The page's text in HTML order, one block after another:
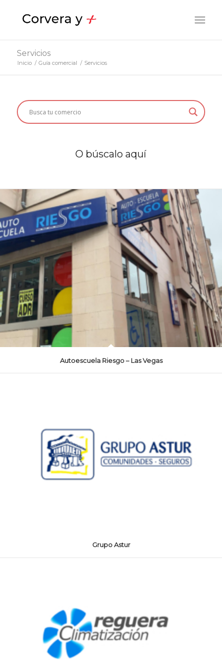
Servicios
Inicio / Guía comercial / Servicios
O búscalo aquí
Autoescuela Riesgo – Las Vegas
Grupo Astur